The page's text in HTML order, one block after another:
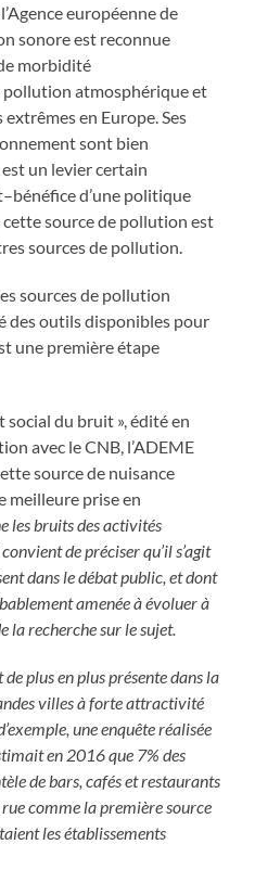
européenne de
sonore est reconnue
morbidité
atmosphérique et
en Europe. Ses
sont bien
un levier certain
d’une politique
source de pollution est
sources de pollution.
sources de pollution
des outils disponibles pour
une première étape
social du bruit », édité en
avec le CNB, l’ADEME
source de nuisance
meilleure prise en
les bruits des activités
de préciser qu’il s’agit
dans le débat public, et dont
amenée à évoluer à
la recherche sur le sujet.
plus en plus présente dans la
villes à forte attractivité
une enquête réalisée
en 2016 que 7% des
de bars, cafés et restaurants
comme la première source
les établissements